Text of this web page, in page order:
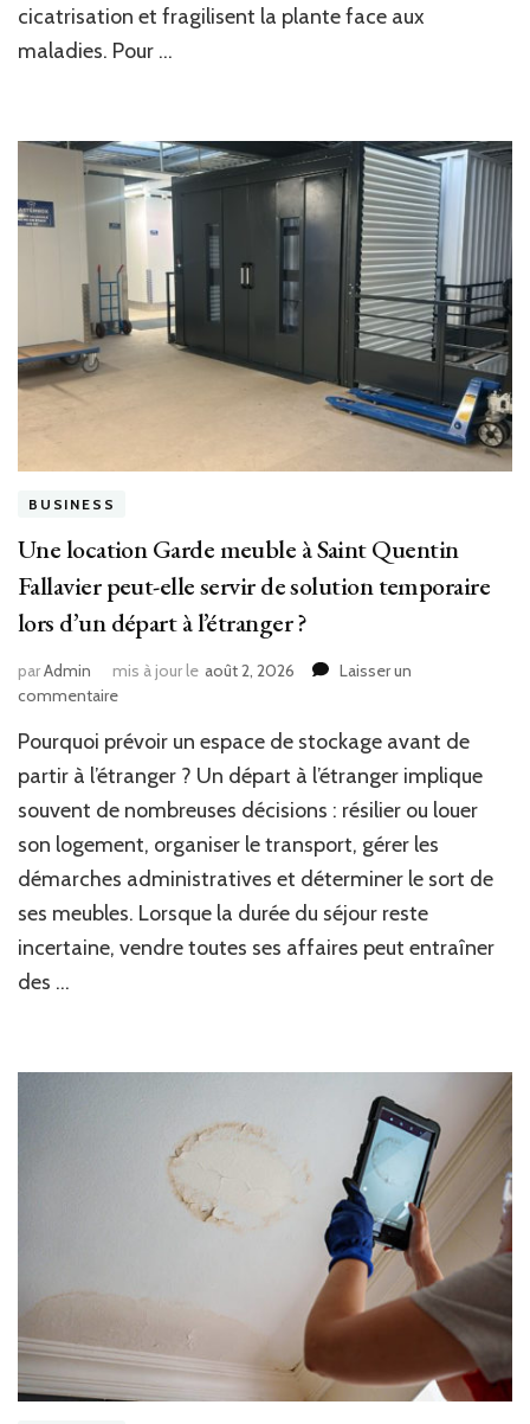
sur
tiges
cicatrisation et fragilisent la plante face aux
maladies. Pour …
BUSINESS
Une location Garde meuble à Saint Quentin
Fallavier peut-elle servir de solution temporaire
lors d’un départ à l’étranger ?
parAdmin mis à jour le août 2, 2026
Laisser un
commentairesur
location
Garde
meuble
à
Saint
Quentin
Fallavier
peut-
elle
lors
l’étranger
Pourquoi prévoir un espace de stockage avant de
partir à l’étranger ? Un départ à l’étranger implique
souvent de nombreuses décisions : résilier ou louer
son logement, organiser le transport, gérer les
démarches administratives et déterminer le sort de
ses meubles. Lorsque la durée du séjour reste
incertaine, vendre toutes ses affaires peut entraîner
des …